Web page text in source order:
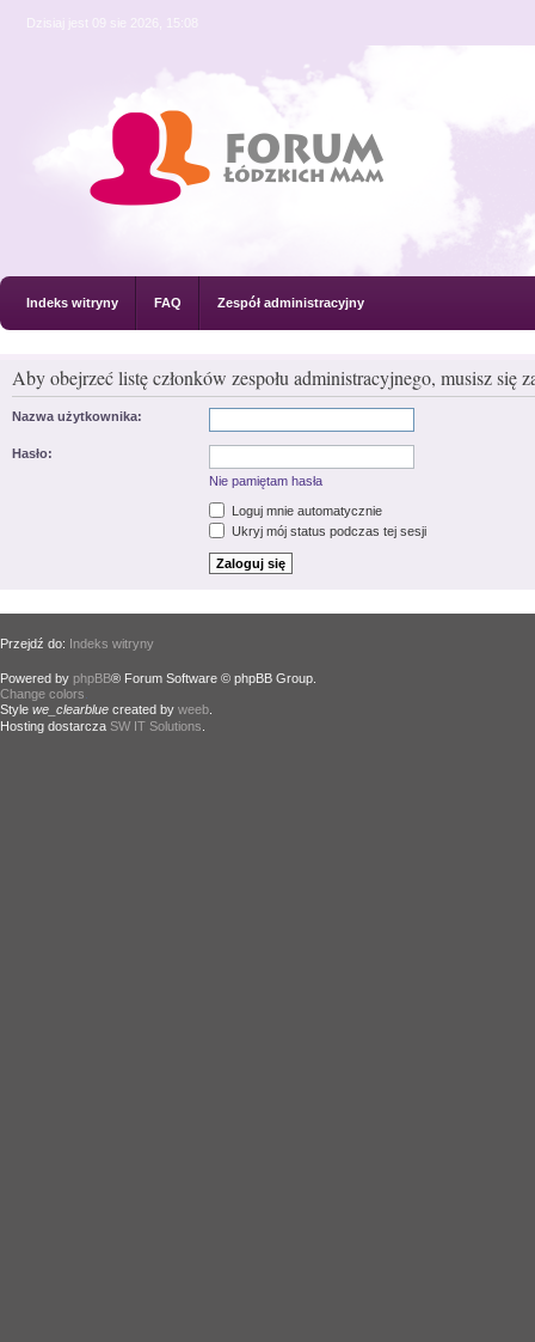
Dzisiaj jest 09 sie 2026, 15:08
Indeks witryny FAQ Zespół administracyjny
Aby obejrzeć listę członków zespołu administracyjnego, musisz się
Nazwa użytkownika:
Hasło:
Nie pamiętam hasła
Loguj mnie automatycznie
Ukryj mój status podczas tej sesji
Przejdź do: Indeks witryny
Powered by phpBB® Forum Software © phpBB Group.
Change colors
Style we_clearblue created by weeb
Hosting dostarcza SW IT Solutions